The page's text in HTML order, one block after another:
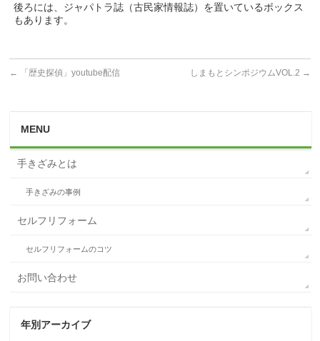
後ろには、ジャパトラ誌（古民家情報誌）を置いているボックス
もあります。
← 「歴史探偵」youtube配信 しまもとシンポジウムVOL.2 →
MENU
手きざみとは
手きざみの事例
セルフリフォーム
セルフリフォームのコツ
お問い合わせ
年別アーカイブ